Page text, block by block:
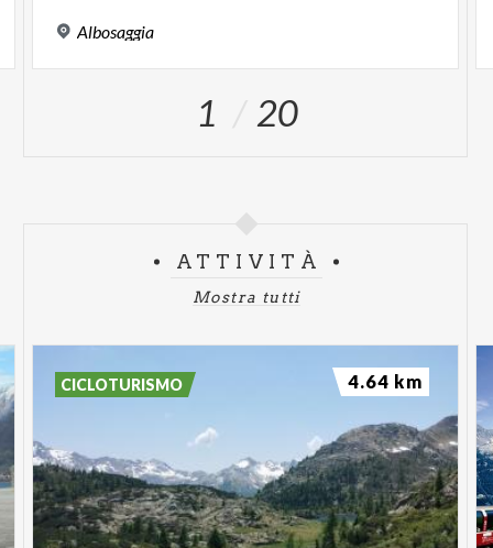
Albosaggia
1 20
ATTIVITÀ
Mostra tutti
CICLOTURISMO 4.64 km